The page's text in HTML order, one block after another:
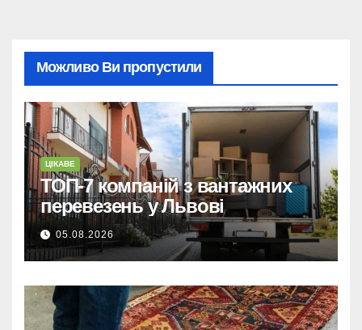
Можливо Ви пропустили
ЦІКАВЕ
ТОП-7 компаній з вантажних
перевезень у Львові
05.08.2026